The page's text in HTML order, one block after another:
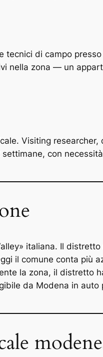
tecnici di campo
nella zona — un
Visiting
con
italiana. Il distretto
il comune conta più
la zona, il distretto
da Modena in auto